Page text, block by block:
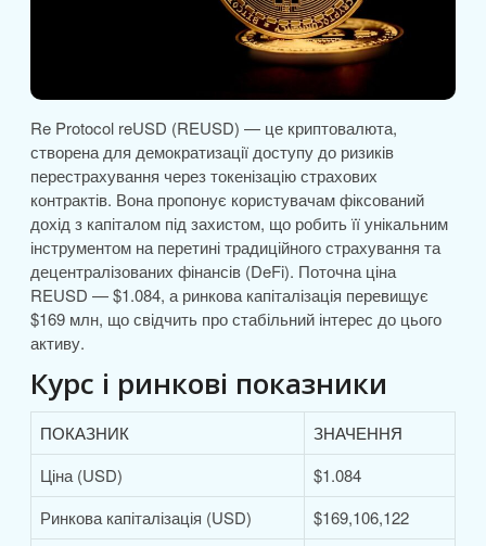
Re Protocol reUSD (REUSD) — це криптовалюта,
створена для демократизації доступу до ризиків
перестрахування через токенізацію страхових
контрактів. Вона пропонує користувачам фіксований
дохід з капіталом під захистом, що робить її унікальним
інструментом на перетині традиційного страхування та
децентралізованих фінансів (DeFi). Поточна ціна
REUSD — $1.084, а ринкова капіталізація перевищує
$169 млн, що свідчить про стабільний інтерес до цього
активу.
Курс і ринкові показники
ПОКАЗНИК
ЗНАЧЕННЯ
Ціна (USD)
$1.084
Ринкова капіталізація (USD)
$169,106,122